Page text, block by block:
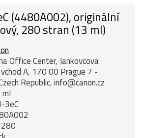
(4480A002), originální
280 stran (13 ml)
Office Center, Jankovcova
A, 170 00 Prague 7 -
Republic, info@canon.cz
3eC